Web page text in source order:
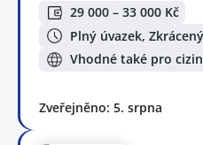
29 000 – 33 000 Kč
Plný úvazek,
Vhodné také pro
Zveřejněno: 5. srpna